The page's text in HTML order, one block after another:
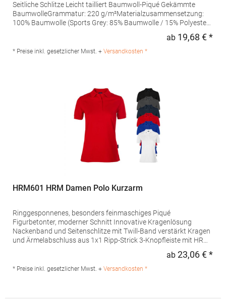
Seitliche Schlitze Leicht tailliert Baumwoll-Piqué Gekämmte
BaumwolleGrammatur: 220 g/m²Materialzusammensetzung:
100% Baumwolle (Sports Grey: 85% Baumwolle / 15% Polyester),
Produktsicherheit: Herst.-Nr.: 4005FHersteller: Promodoro
Fashion GmbH Am Gatherhof 57 40472 Düsseldorf Deutschland
ab 19,68 € *
* Preise inkl. gesetzlicher Mwst. + Versandkosten *
HRM601 HRM Damen Polo Kurzarm
Ringgesponnenes, besonders feinmaschiges Piqué
Figurbetonter, moderner Schnitt Innovative Kragenlösung
Nackenband und Seitenschlitze mit Twill-Band verstärkt Kragen
und Ärmelabschluss aus 1x1 Ripp-Strick 3-Knopfleiste mit HRM-
waschbarTrockner geeignetGrammatur: 180
ab 23,06 € *
* Preise inkl. gesetzlicher Mwst. + Versandkosten *